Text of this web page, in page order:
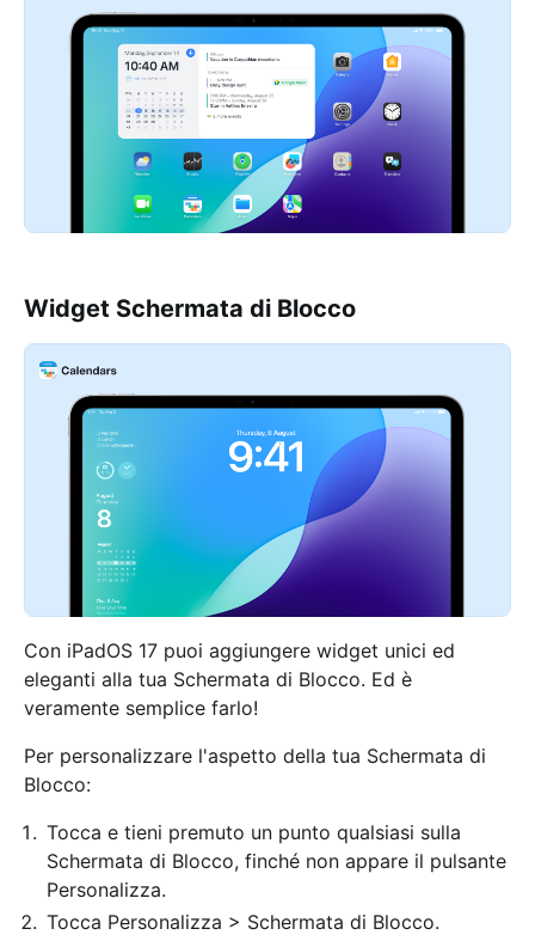
Widget Schermata di Blocco
Con iPadOS 17 puoi aggiungere widget unici ed
eleganti alla tua Schermata di Blocco. Ed è
veramente semplice farlo!
Per personalizzare l'aspetto della tua Schermata di
Blocco:
Tocca e tieni premuto un punto qualsiasi sulla
Schermata di Blocco, finché non appare il pulsante
Personalizza.
Tocca Personalizza > Schermata di Blocco.